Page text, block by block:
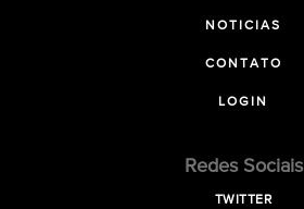
NOTICIAS
CONTATO
LOGIN
Redes Sociais
TWITTER